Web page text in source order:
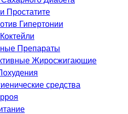
Простатите
Гипертонии
Препараты
Жиросжигающие
средства